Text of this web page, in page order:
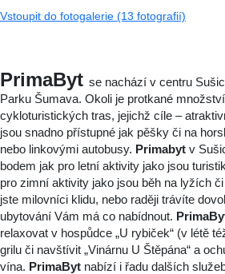
Vstoupit do fotogalerie (13 fotografií)
PrimaByt se nachází v centru
Parku Šumava. Okoli je protkané
cykloturistických tras, jejichž cíle –
jsou snadno přístupné jak pěšky či na
nebo linkovými autobusy. Primabyt v
bodem jak pro letní aktivity jako jsou
pro zimní aktivity jako jsou běh na lyžích
jste milovníci klidu, nebo raději trávíte
ubytování Vám má co nabídnout.
relaxovat v hospůdce „U rybiček“ (v létě
grilu či navštívit „Vinárnu U Štěpána“ a
vína. PrimaByt nabízí i řadu dalších